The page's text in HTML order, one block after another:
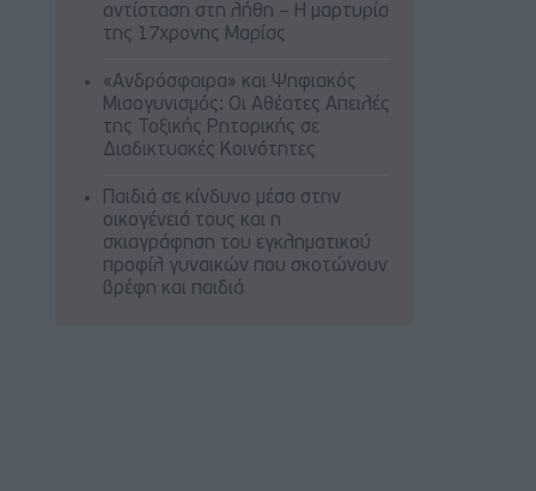
αντίσταση στη λήθη – Η μαρτυρία
της 17χρονης Μαρίας
«Ανδρόσφαιρα» και Ψηφιακός
Μισογυνισμός: Οι Αθέατες Απειλές
της Τοξικής Ρητορικής σε
Διαδικτυακές Κοινότητες
Παιδιά σε κίνδυνο μέσα στην
οικογένειά τους και η
σκιαγράφηση του εγκληματικού
προφίλ γυναικών που σκοτώνουν
βρέφη και παιδιά